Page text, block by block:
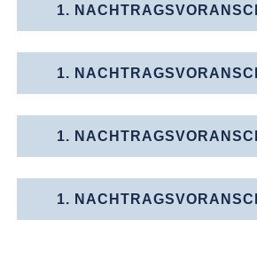
1.
1.
1.
1.